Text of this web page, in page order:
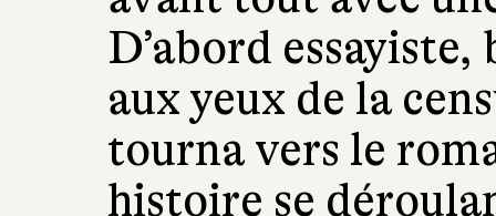
D’abord
aux yeux de la
tourna vers le
histoire se